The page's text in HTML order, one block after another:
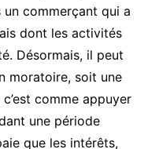
commerçant qui a
dont les activités
Désormais, il peut
moratoire, soit une
comme appuyer
une période
que les intérêts,